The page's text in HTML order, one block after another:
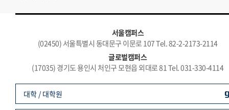
서울캠퍼스
(02450) 서울특별시 동대문구 이문로 107 Tel. 82-2-2173-2114
글로벌캠퍼스
(17035) 경기도 용인시 처인구 모현읍 외대로 81 Tel. 031-330-4114
대학 / 대학원